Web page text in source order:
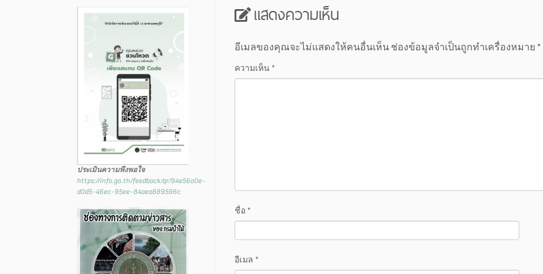
ประเมินความพึงพอใจ
https://info.go.th/feedback/qr/94e56a0e-
d0d5-46ec-95ee-84aea889596c
แสดงความเห็น
อีเมลของคุณจะไม่แสดงให้คนอื่นเห็น ช่องข้อมูลจำเป็นถูกทำเครื่องหมาย *
ความเห็น *
ชื่อ *
อีเมล *